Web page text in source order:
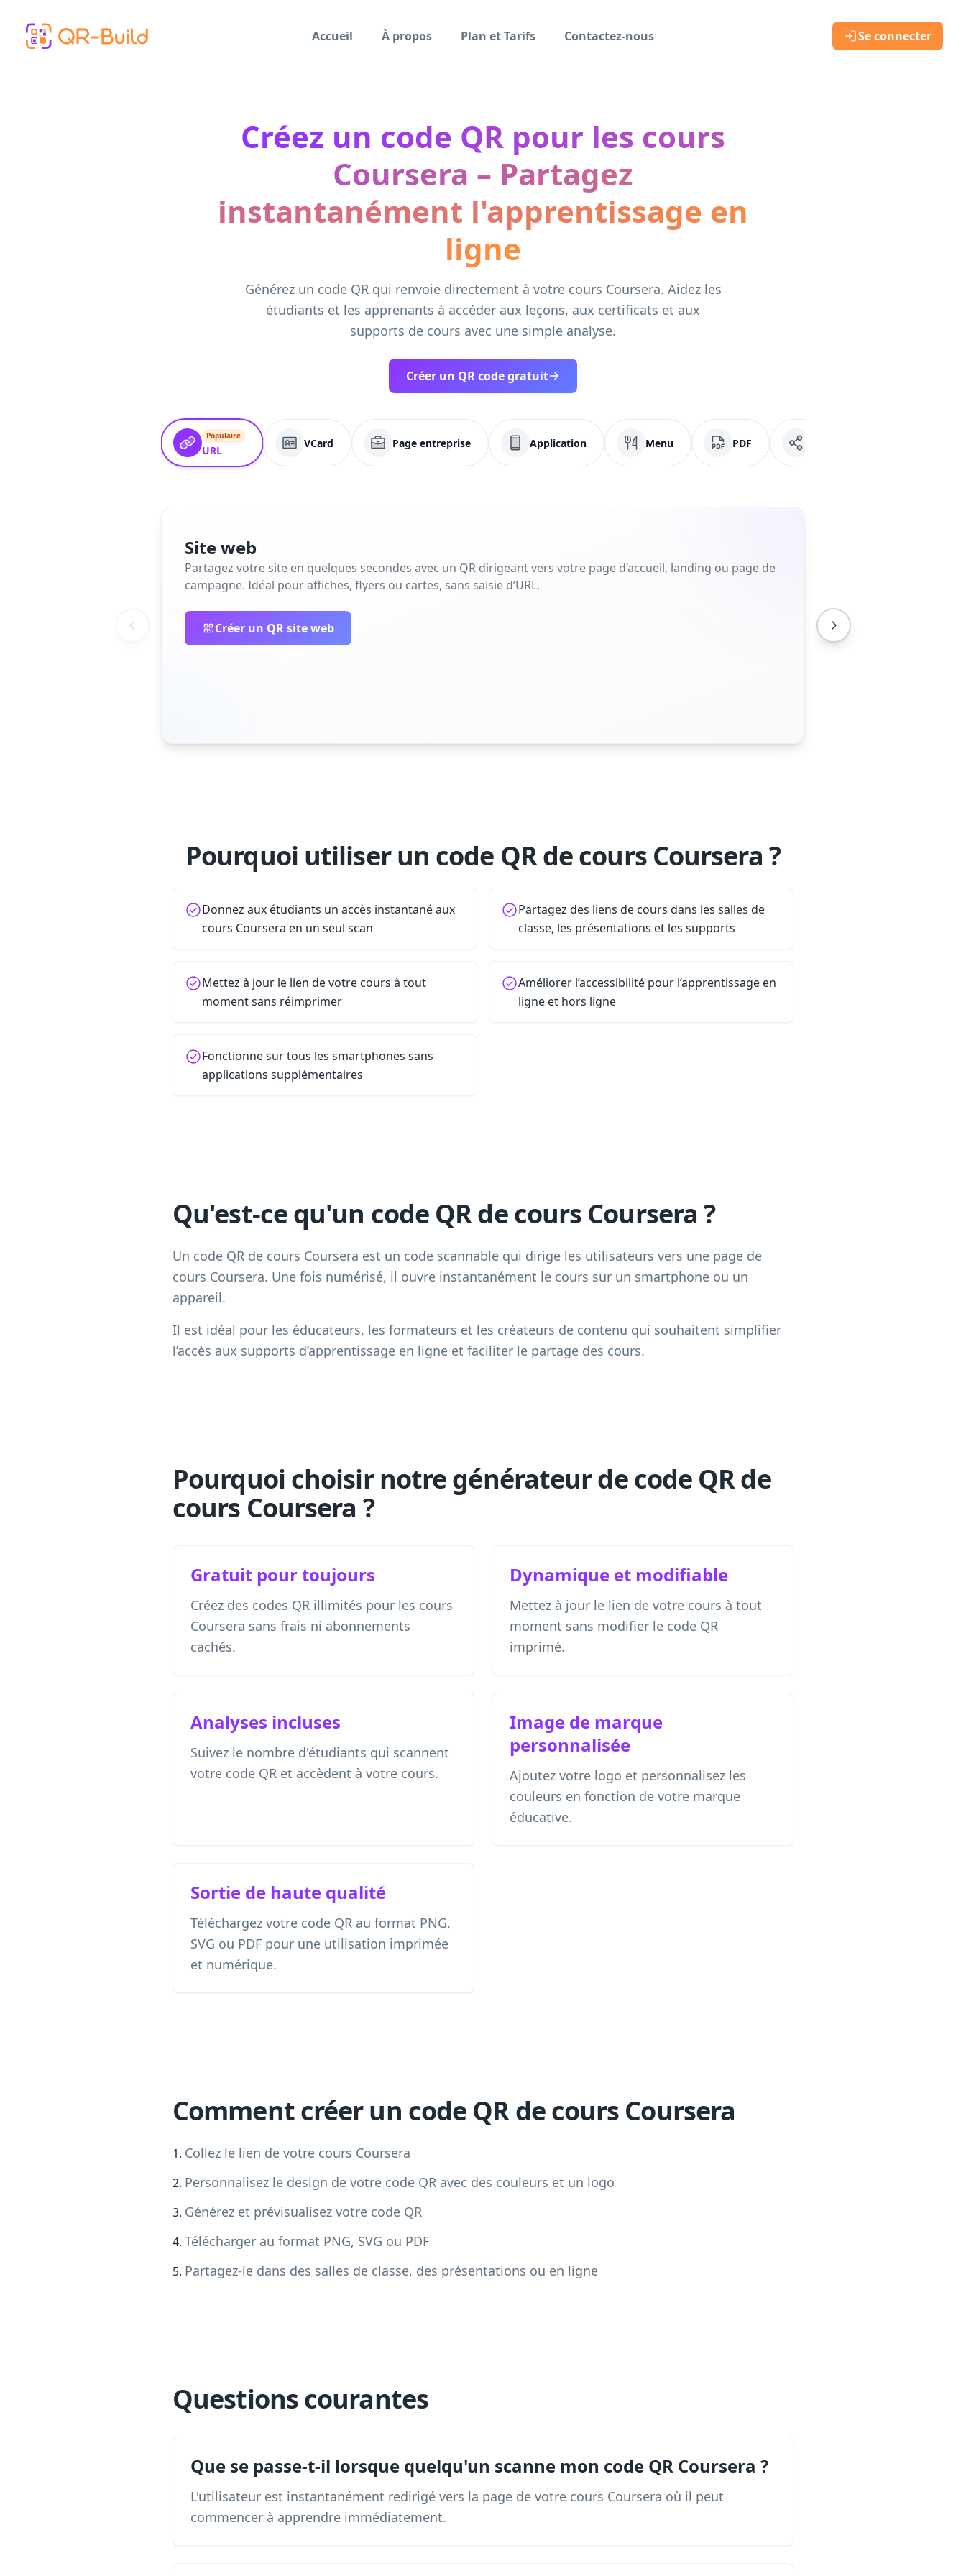
Accueil
À propos Plan et Tarifs Contactez-nous Se connecter
Créez un code QR pour les cours
Coursera – Partagez
instantanément l'apprentissage en
ligne
Générez un code QR qui renvoie directement à votre cours Coursera. Aidez les
étudiants et les apprenants à accéder aux leçons, aux certificats et aux
supports de cours avec une simple analyse.
Créer un QR code gratuit
Populaire
URL
VCard Page entreprise Application Menu PDF
Site web
Partagez votre site en quelques secondes avec un QR dirigeant vers votre page d’accueil, landing ou page de
campagne. Idéal pour affiches, flyers ou cartes, sans saisie d’URL.
Créer un QR site web
Pourquoi utiliser un code QR de cours Coursera ?
Donnez aux étudiants un accès instantané aux
cours Coursera en un seul scan
Partagez des liens de cours dans les salles de
classe, les présentations et les supports
Mettez à jour le lien de votre cours à tout
moment sans réimprimer
Améliorer l’accessibilité pour l’apprentissage en
ligne et hors ligne
Fonctionne sur tous les smartphones sans
applications supplémentaires
Qu'est-ce qu'un code QR de cours Coursera ?
Un code QR de cours Coursera est un code scannable qui dirige les utilisateurs vers une page de
cours Coursera. Une fois numérisé, il ouvre instantanément le cours sur un smartphone ou un
appareil.
Il est idéal pour les éducateurs, les formateurs et les créateurs de contenu qui souhaitent simplifier
l’accès aux supports d’apprentissage en ligne et faciliter le partage des cours.
Pourquoi choisir notre générateur de code QR de
cours Coursera ?
Gratuit pour toujours
Créez des codes QR illimités pour les cours
Coursera sans frais ni abonnements
cachés.
Dynamique et modifiable
Mettez à jour le lien de votre cours à tout
moment sans modifier le code QR
imprimé.
Analyses incluses
Suivez le nombre d'étudiants qui scannent
votre code QR et accèdent à votre cours.
Image de marque
personnalisée
Ajoutez votre logo et personnalisez les
couleurs en fonction de votre marque
éducative.
Sortie de haute qualité
Téléchargez votre code QR au format PNG,
SVG ou PDF pour une utilisation imprimée
et numérique.
Comment créer un code QR de cours Coursera
Collez le lien de votre cours Coursera
Personnalisez le design de votre code QR avec des couleurs et un logo
Générez et prévisualisez votre code QR
Télécharger au format PNG, SVG ou PDF
Partagez-le dans des salles de classe, des présentations ou en ligne
Questions courantes
Que se passe-t-il lorsque quelqu'un scanne mon code QR Coursera ?
L'utilisateur est instantanément redirigé vers la page de votre cours Coursera où il peut
commencer à apprendre immédiatement.